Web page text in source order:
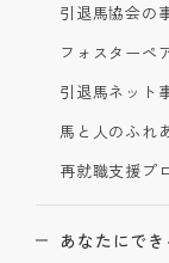
引退馬協会の
フォスターペ
引退馬ネット
馬と人のふれ
再就職支援プ
あなたにで